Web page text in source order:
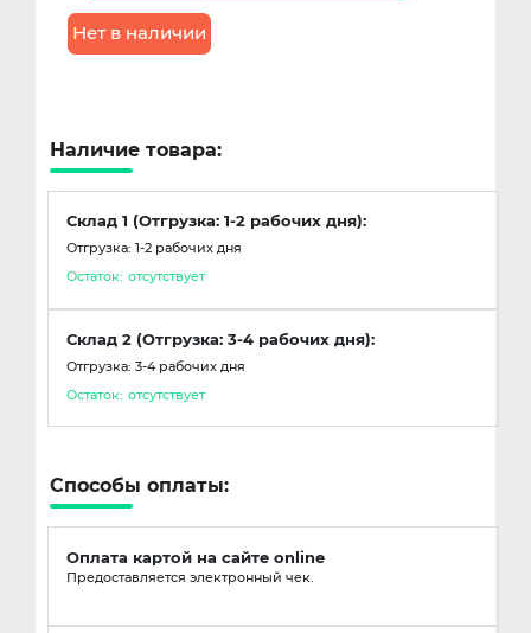
Нет в наличии
Наличие товара:
Склад 1 (Отгрузка: 1-2 рабочих дня):
Отгрузка: 1-2 рабочих дня
Остаток: отсутствует
Склад 2 (Отгрузка: 3-4 рабочих дня):
Отгрузка: 3-4 рабочих дня
Остаток: отсутствует
Способы оплаты:
Оплата картой на сайте online
Предоставляется электронный чек.